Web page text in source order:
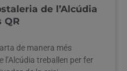
de l’Alcúdia
QR
de manera més
l’Alcúdia treballen per fer